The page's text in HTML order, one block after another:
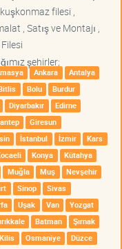
filesi ,
, Satış ve Montajı ,
şehirler;
Ankara
Antalya
Bolu
Burdur
Diyarbakır
Edirne
Giresun
İstanbul İzmir
Kars
Konya
Kütahya
Muğla Muş
Nevşehir
Sinop
Sivas
Uşak Van
Yozgat
Batman
Şırnak
Kilis Osmaniye Düzce